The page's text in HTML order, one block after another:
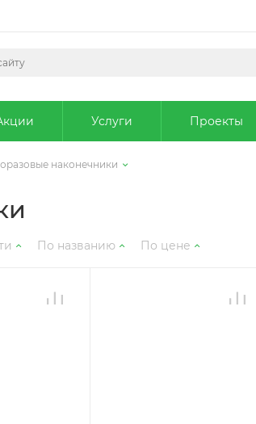
Услуги Проекты
наконечники
По названию По цене